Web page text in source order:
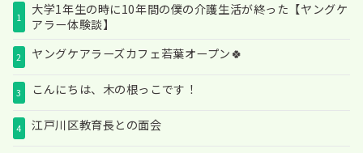
1
大学1年生の時に10年間の僕の介護生活が終った【ヤングケ
アラー体験談】
2 ヤングケアラーズカフェ若葉オープン🍀
3 こんにちは、木の根っこです！
4 江戸川区教育長との面会